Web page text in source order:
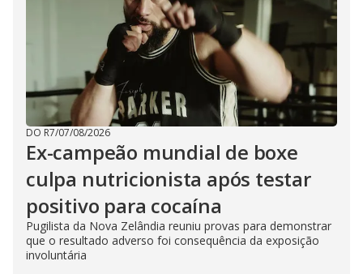
DO R7/07/08/2026
Ex-campeão mundial de boxe
culpa nutricionista após testar
positivo para cocaína
Pugilista da Nova Zelândia reuniu provas para demonstrar
que o resultado adverso foi consequência da exposição
involuntária